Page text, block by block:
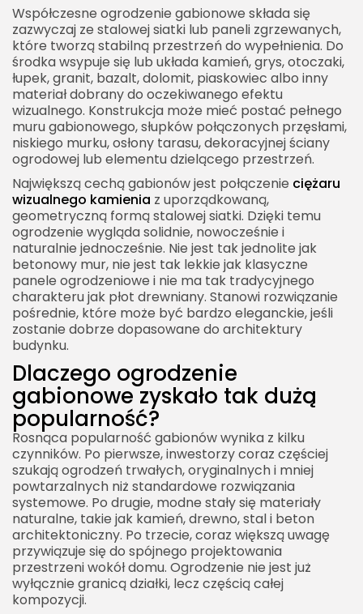
Współczesne ogrodzenie gabionowe składa się
zazwyczaj ze stalowej siatki lub paneli zgrzewanych,
które tworzą stabilną przestrzeń do wypełnienia. Do
środka wsypuje się lub układa kamień, grys, otoczaki,
łupek, granit, bazalt, dolomit, piaskowiec albo inny
materiał dobrany do oczekiwanego efektu
wizualnego. Konstrukcja może mieć postać pełnego
muru gabionowego, słupków połączonych przęsłami,
niskiego murku, osłony tarasu, dekoracyjnej ściany
ogrodowej lub elementu dzielącego przestrzeń.
Największą cechą gabionów jest połączenie ciężaru
wizualnego kamienia z uporządkowaną,
geometryczną formą stalowej siatki. Dzięki temu
ogrodzenie wygląda solidnie, nowocześnie i
naturalnie jednocześnie. Nie jest tak jednolite jak
betonowy mur, nie jest tak lekkie jak klasyczne
panele ogrodzeniowe i nie ma tak tradycyjnego
charakteru jak płot drewniany. Stanowi rozwiązanie
pośrednie, które może być bardzo eleganckie, jeśli
zostanie dobrze dopasowane do architektury
budynku.
Dlaczego ogrodzenie
gabionowe zyskało tak dużą
popularność?
Rosnąca popularność gabionów wynika z kilku
czynników. Po pierwsze, inwestorzy coraz częściej
szukają ogrodzeń trwałych, oryginalnych i mniej
powtarzalnych niż standardowe rozwiązania
systemowe. Po drugie, modne stały się materiały
naturalne, takie jak kamień, drewno, stal i beton
architektoniczny. Po trzecie, coraz większą uwagę
przywiązuje się do spójnego projektowania
przestrzeni wokół domu. Ogrodzenie nie jest już
wyłącznie granicą działki, lecz częścią całej
kompozycji.